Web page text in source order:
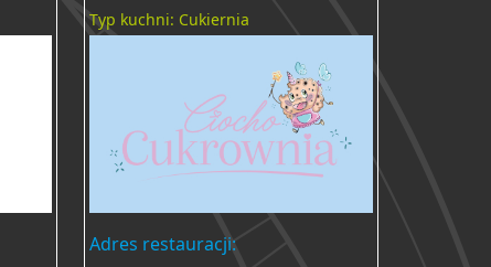
Typ kuchni: Cukiernia
Adres restauracji: